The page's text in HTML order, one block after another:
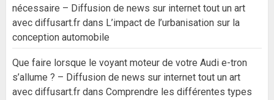
nécessaire – Diffusion de news sur internet tout un art
avec diffusart.fr dans L’impact de l’urbanisation sur la
conception automobile
Que faire lorsque le voyant moteur de votre Audi e-tron
s’allume ? – Diffusion de news sur internet tout un art
avec diffusart.fr dans Comprendre les différentes types